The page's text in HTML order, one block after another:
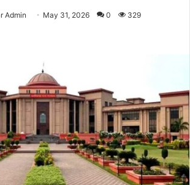
Admin May 31, 2026 0 329